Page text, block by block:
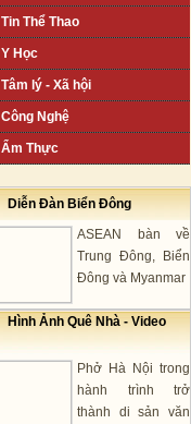
Tin Thể Thao
Y Học
Tâm lý - Xã hội
Công Nghệ
Ẩm Thực
Diễn Đàn Biển Đông
ASEAN bàn về
Trung Đông, Biển
Đông và Myanmar
Hình Ảnh Quê Nhà - Video
Phở Hà Nội trong
hành trình trở
thành di sản văn